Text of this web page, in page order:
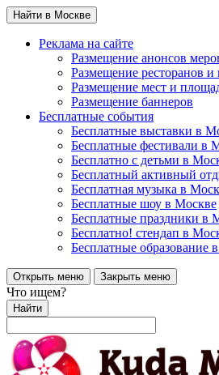
Найти в Москве
Реклама на сайте
Размещение анонсов
Размещение ресторанов и
Размещение мест и
Размещение баннеров
Бесплатные события
Бесплатные выставки в
Бесплатные фестивали в
Бесплатно с детьми в
Бесплатный активный
Бесплатная музыка в
Бесплатные шоу в Москве
Бесплатные праздники в
Бесплатно! стендап в
Бесплатные образование
Открыть меню Закрыть меню
Что ищем?
Найти